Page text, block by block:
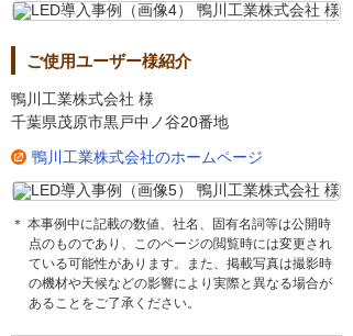
ご使用ユーザー様紹介
鴨川工業株式会社 様
千葉県茂原市黒戸中ノ谷20番地
鴨川工業株式会社のホームページ
＊ 本事例中に記載の数値、社名、固有名詞等は公開時
点のものであり、このページの閲覧時には変更され
ている可能性があります。また、掲載写真は撮影時
の機材や天候などの影響により実際と異なる場合が
あることをご了承ください。